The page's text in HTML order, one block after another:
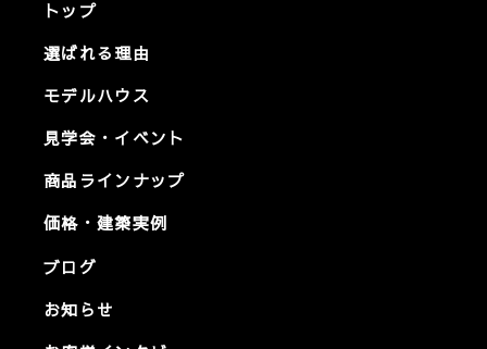
トップ
選ばれる理由
モデルハウス
見学会・イベント
商品ラインナップ
価格・建築実例
ブログ
お知らせ